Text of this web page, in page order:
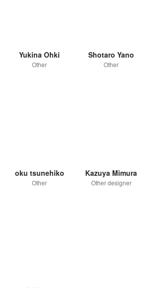
Yukina Ohki
Other
Shotaro Yano
Other
oku tsunehiko
Other
Kazuya Mimura
Other designer